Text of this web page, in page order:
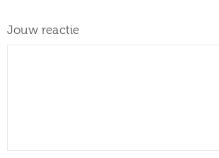
Jouw reactie